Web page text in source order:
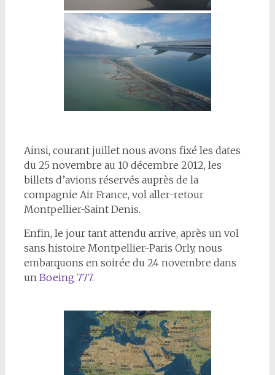
Ainsi, courant juillet nous avons fixé les dates
du 25 novembre au 10 décembre 2012, les
billets d’avions réservés auprès de la
compagnie Air France, vol aller-retour
Montpellier-Saint Denis.
Enfin, le jour tant attendu arrive, après un vol
sans histoire Montpellier-Paris Orly, nous
embarquons en soirée du 24 novembre dans
un Boeing 777.